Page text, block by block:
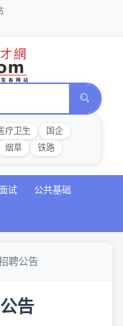
疗卫生
国企
烟草 铁路
试 公共基础
聘公告
告